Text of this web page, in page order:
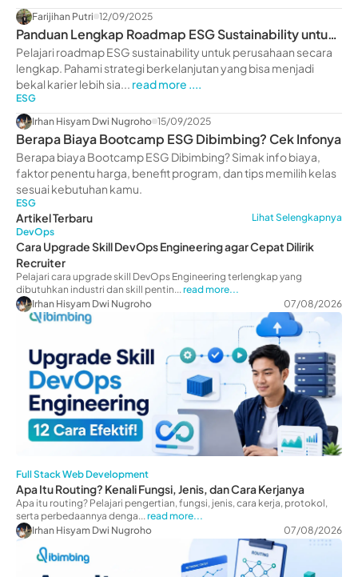
Farijihan Putri 12/09/2025
Panduan Lengkap Roadmap ESG Sustainability untuk
Perusahaan
Pelajari roadmap ESG sustainability untuk perusahaan secara
lengkap. Pahami strategi berkelanjutan yang bisa menjadi
bekal karier lebih sia... read more ....
ESG
Irhan Hisyam Dwi Nugroho 15/09/2025
Berapa Biaya Bootcamp ESG Dibimbing? Cek Infonya
Berapa biaya Bootcamp ESG Dibimbing? Simak info biaya,
faktor penentu harga, benefit program, dan tips memilih kelas
sesuai kebutuhan kamu.
ESG
Artikel Terbaru
Lihat Selengkapnya
DevOps
Cara Upgrade Skill DevOps Engineering agar Cepat Dilirik
Recruiter
Pelajari cara upgrade skill DevOps Engineering terlengkap yang
dibutuhkan industri dan skill pentin... read more...
Irhan Hisyam Dwi Nugroho
07/08/2026
Full Stack Web Development
Apa Itu Routing? Kenali Fungsi, Jenis, dan Cara Kerjanya
Apa itu routing? Pelajari pengertian, fungsi, jenis, cara kerja, protokol,
serta perbedaannya denga... read more...
Irhan Hisyam Dwi Nugroho
07/08/2026